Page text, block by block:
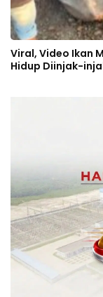
Viral, Video Ikan
Hidup Diinjak-